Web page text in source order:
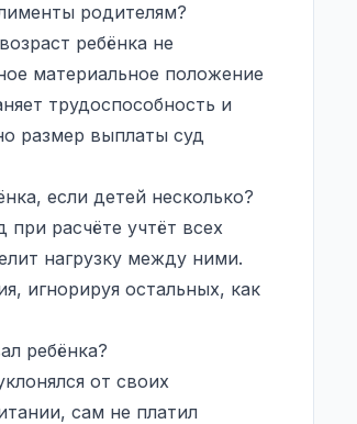
родителям?
ребёнка не
материальное положение
трудоспособность и
размер выплаты суд
если детей несколько?
расчёте учтёт всех
нагрузку между ними.
игнорируя остальных, как
ребёнка?
от своих
сам не платил